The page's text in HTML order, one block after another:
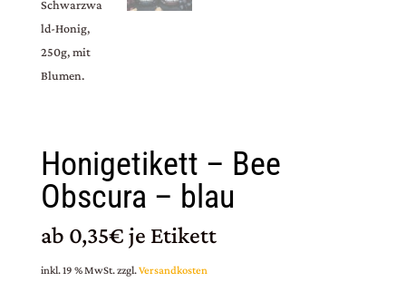
Honigetikett – Bee
Obscura – blau
ab 0,35€ je Etikett
inkl. 19 % MwSt.zzgl.Versandkosten